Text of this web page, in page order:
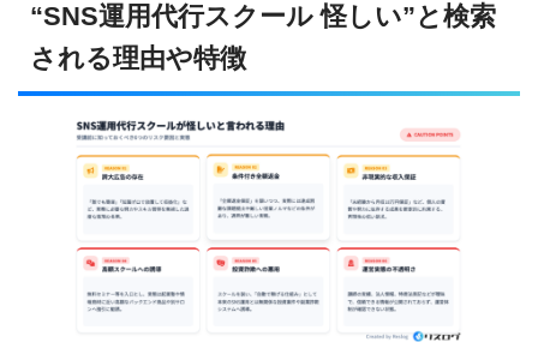
Similarweb / SEOツール：Semrush / Ahrefs / Search
Console / Ubersuggest / MOZ
Insight / Clarity / Ptengine / チャットボット：Flipdesk /
Penglue
MAツール：HubSpot Marketing Hub / Pardot
使用デザインツール
“SNS運用代行スクール 怪しい”と検索
される理由や特徴